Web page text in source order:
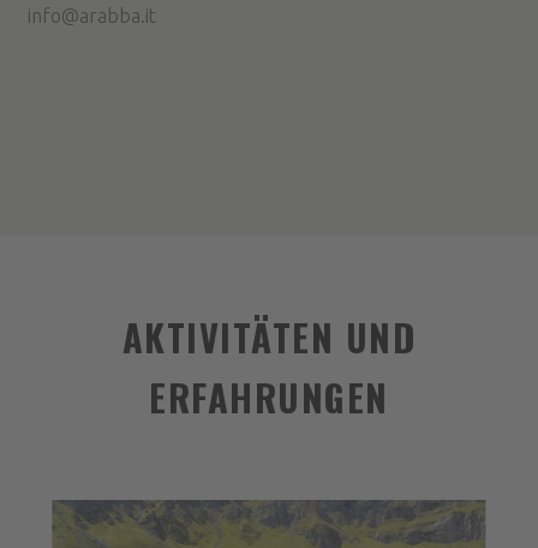
info@arabba.it
AKTIVITÄTEN UND
ERFAHRUNGEN